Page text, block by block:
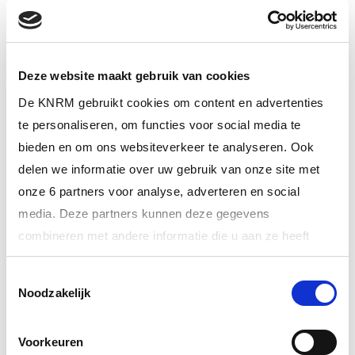
Deze website maakt gebruik van cookies
De KNRM gebruikt cookies om content en advertenties
te personaliseren, om functies voor social media te
bieden en om ons websiteverkeer te analyseren. Ook
delen we informatie over uw gebruik van onze site met
onze 6 partners voor analyse, adverteren en social
media. Deze partners kunnen deze gegevens
combineren met andere informatie die u aan ze heeft
verstrekt of die ze hebben verzameld op basis van uw
Via hetcookiestatement
op onze website kunt u uw
Noodzakelijk
Voorkeuren
Persoon onwel aan boord van zeiljacht nabij Breskens
We zijn op de helft en vanaf nu kunnen wij jouw steun
gebru…